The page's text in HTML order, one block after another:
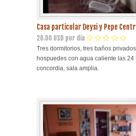
Casa particular Deysi y Pepe
20.00 USD por día
Tres dormitorios, tres baños
hospuedes con agua caliente las 24
concordia, sala amplia.